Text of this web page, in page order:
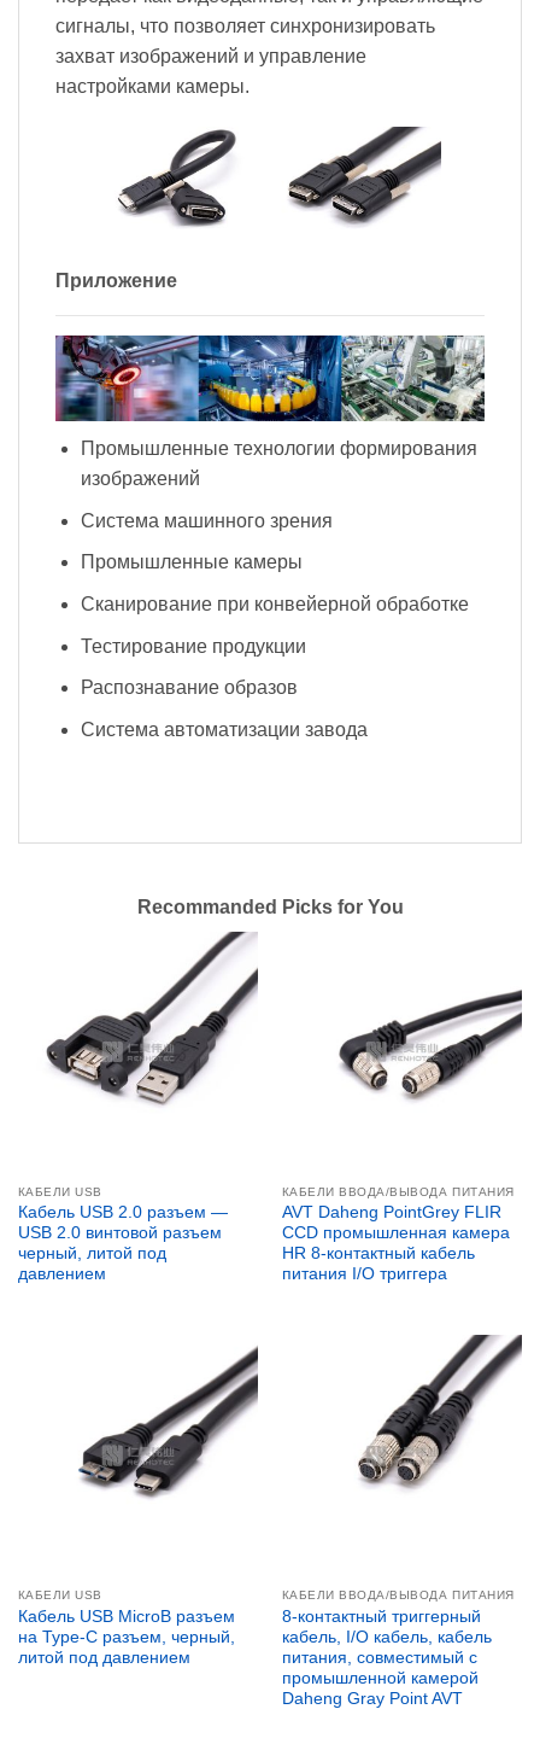
сигналы, что позволяет синхронизировать
захват изображений и управление
настройками камеры.
Приложение
Промышленные технологии формирования
изображений
Система машинного зрения
Промышленные камеры
Сканирование при конвейерной обработке
Тестирование продукции
Распознавание образов
Система автоматизации завода
Recommanded Picks for You
КАБЕЛИ USB
Кабель USB 2.0 разъем —
USB 2.0 винтовой разъем
черный, литой под
давлением
КАБЕЛИ ВВОДА/ВЫВОДА ПИТАНИЯ
AVT Daheng PointGrey FLIR
CCD промышленная камера
HR 8-контактный кабель
питания I/O триггера
КАБЕЛИ USB
Кабель USB MicroB разъем
на Type-C разъем, черный,
литой под давлением
КАБЕЛИ ВВОДА/ВЫВОДА ПИТАНИЯ
8-контактный триггерный
кабель, I/O кабель, кабель
питания, совместимый с
промышленной камерой
Daheng Gray Point AVT